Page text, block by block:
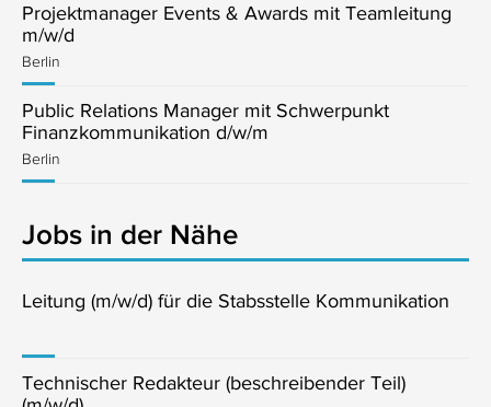
Projektmanager Events & Awards mit Teamleitung
m/w/d
Berlin
Public Relations Manager mit Schwerpunkt
Finanzkommunikation d/w/m
Berlin
Jobs in der Nähe
Leitung (m/w/d) für die Stabsstelle Kommunikation
Technischer Redakteur (beschreibender Teil)